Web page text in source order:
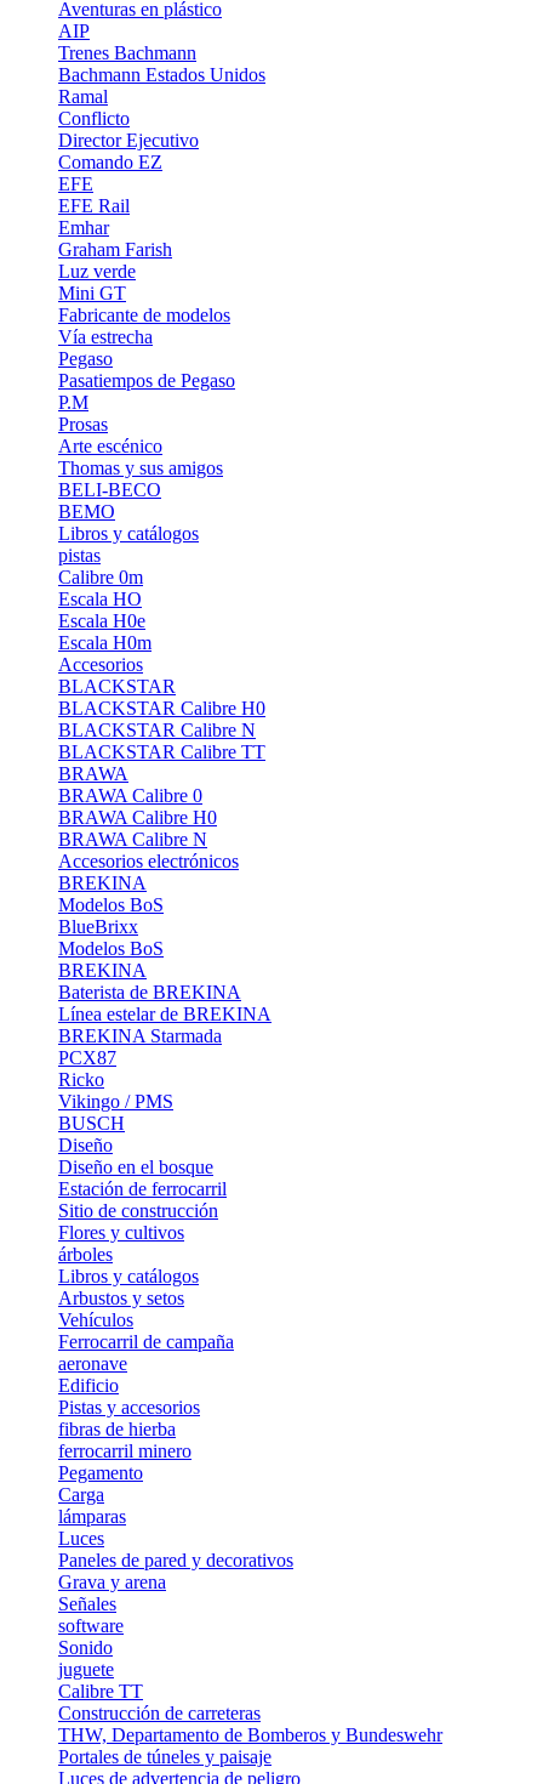
Aventuras en plástico
AIP
Trenes Bachmann
Bachmann Estados Unidos
Ramal
Conflicto
Director Ejecutivo
Comando EZ
EFE
EFE Rail
Emhar
Graham Farish
Luz verde
Mini GT
Fabricante de modelos
Vía estrecha
Pegaso
Pasatiempos de Pegaso
P.M
Prosas
Arte escénico
Thomas y sus amigos
BELI-BECO
BEMO
Libros y catálogos
pistas
Calibre 0m
Escala HO
Escala H0e
Escala H0m
Accesorios
BLACKSTAR
BLACKSTAR Calibre H0
BLACKSTAR Calibre N
BLACKSTAR Calibre TT
BRAWA
BRAWA Calibre 0
BRAWA Calibre H0
BRAWA Calibre N
Accesorios electrónicos
BREKINA
Modelos BoS
BlueBrixx
Modelos BoS
BREKINA
Baterista de BREKINA
Línea estelar de BREKINA
BREKINA Starmada
PCX87
Ricko
Vikingo / PMS
BUSCH
Diseño
Diseño en el bosque
Estación de ferrocarril
Sitio de construcción
Flores y cultivos
árboles
Libros y catálogos
Arbustos y setos
Vehículos
Ferrocarril de campaña
aeronave
Edificio
Pistas y accesorios
fibras de hierba
ferrocarril minero
Pegamento
Carga
lámparas
Luces
Paneles de pared y decorativos
Grava y arena
Señales
software
Sonido
juguete
Calibre TT
Construcción de carreteras
THW, Departamento de Bomberos y Bundeswehr
Portales de túneles y paisaje
Luces de advertencia de peligro